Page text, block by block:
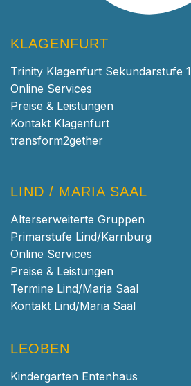
KLAGENFURT
Trinity Klagenfurt Sekundarstufe 1
Online Services
Preise & Leistungen
Kontakt Klagenfurt
transform2gether
LIND / MARIA SAAL
Alterserweiterte Gruppen
Primarstufe Lind/Karnburg
Online Services
Preise & Leistungen
Termine Lind/Maria Saal
Kontakt Lind/Maria Saal
LEOBEN
Kindergarten Entenhaus